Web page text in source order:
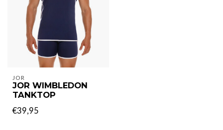
JOR
JOR WIMBLEDON
TANKTOP
€39,95